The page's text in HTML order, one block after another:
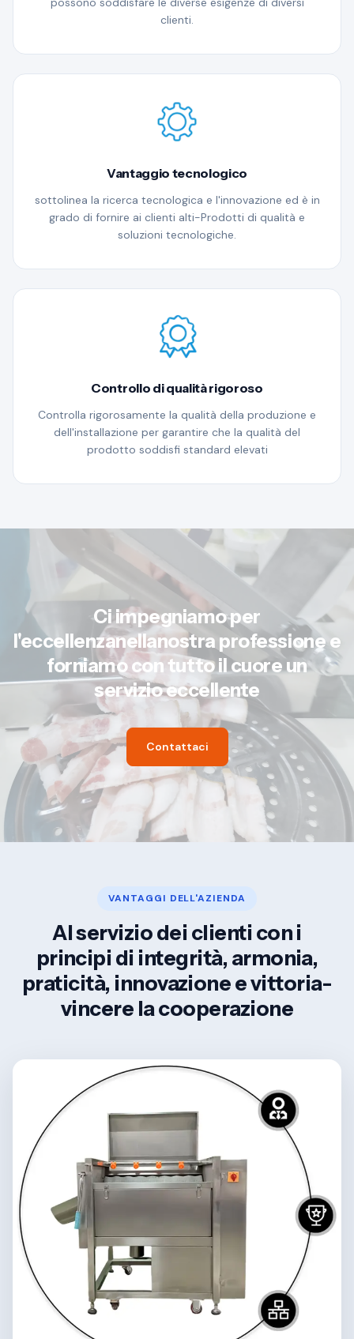
clienti.
Vantaggio tecnologico
sottolinea la ricerca tecnologica e l'innovazione ed è in
grado di fornire ai clienti alti-Prodotti di qualità e
soluzioni tecnologiche.
Controllo di qualità rigoroso
Controlla rigorosamente la qualità della produzione e
dell'installazione per garantire che la qualità del
prodotto soddisfi standard elevati
Ci impegniamo per
l'eccellenzanellanostra professione e
forniamo con tutto il cuore un
servizio eccellente
Contattaci
VANTAGGI DELL'AZIENDA
Al servizio dei clienti con i
principi di integrità, armonia,
praticità, innovazione e vittoria-
vincere la cooperazione